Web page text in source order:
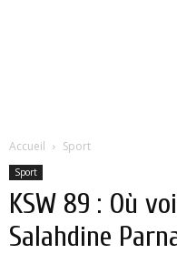
Accueil Sport
Sport
KSW 89 : Où
Salahdine